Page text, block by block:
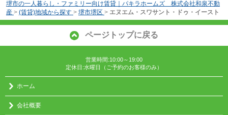
堺市の一人暮らし・ファミリー向け賃貸｜パキラホームズ 株式会社和泉不動
産 > (賃貸)地域から探す > 堺市堺区 > エヌエム・スワサント・ドゥ・イースト
ページトップに戻る
営業時間:10:00～19:00
定休日:水曜日（ご予約のお客様のみ）
ホーム
会社概要